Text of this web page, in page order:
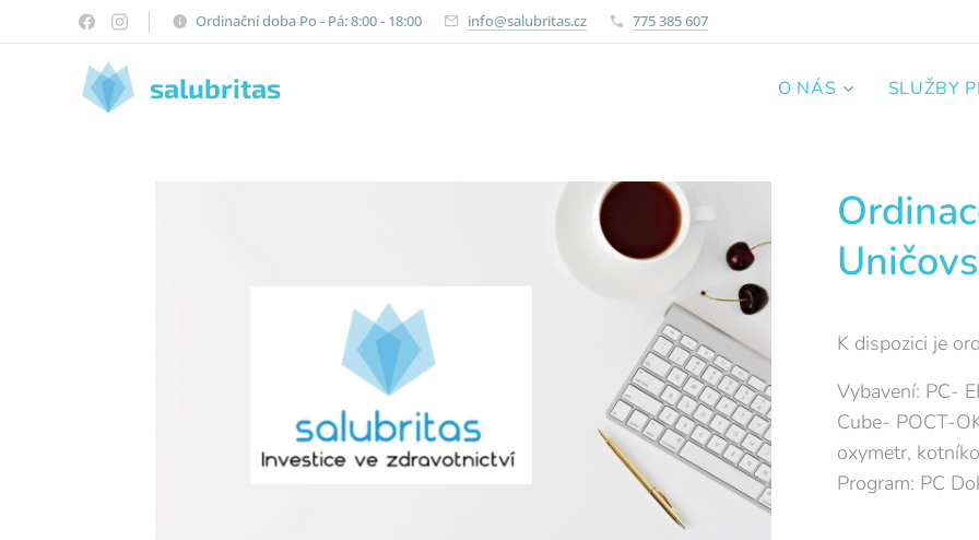
Ordinační doba Po - Pá: 8:00 - 18:00 info@salubritas.cz 775 385 607
salubritas O NÁS SLUŽBY
K dispozici je
Vybavení: PC-
Cube- POCT-
oxymetr,
Program: PC